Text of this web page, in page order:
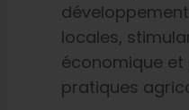
locales,
économique
pratiques